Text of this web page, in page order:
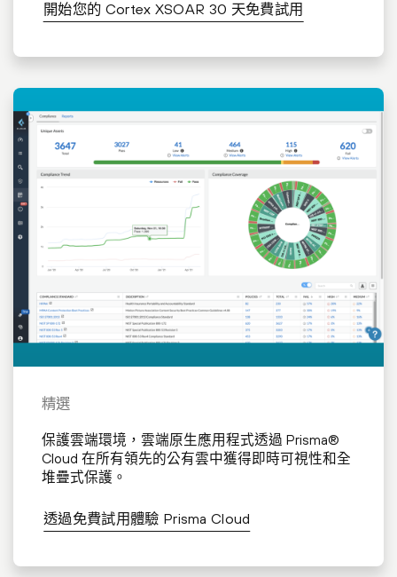
開始您的 Cortex XSOAR 30 天免費試用
精選
保護雲端環境，雲端原生應用程式透過 Prisma®
Cloud 在所有領先的公有雲中獲得即時可視性和全
堆疊式保護。
透過免費試用體驗 Prisma Cloud